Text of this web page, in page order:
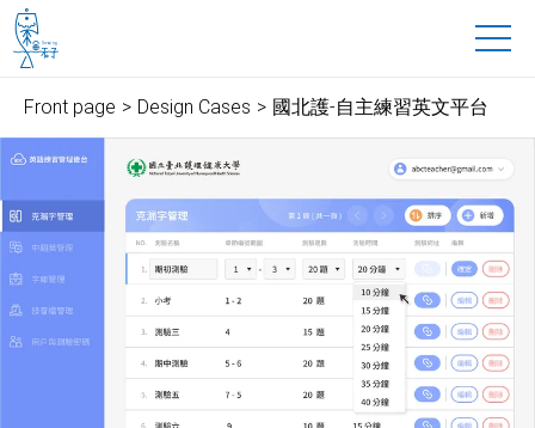
Front page Design Cases 國北護-自主練習英文平台